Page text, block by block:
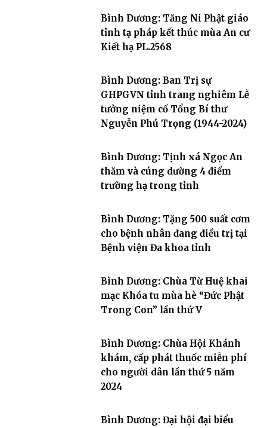
Bình Dương: Tăng Ni Phật giáo
tỉnh tạ pháp kết thúc mùa An cư
Kiết hạ PL.2568
Bình Dương: Ban Trị sự
GHPGVN tỉnh trang nghiêm Lễ
tưởng niệm cố Tổng Bí thư
Nguyễn Phú Trọng (1944-2024)
Bình Dương: Tịnh xá Ngọc An
thăm và cúng dường 4 điểm
trường hạ trong tỉnh
Bình Dương: Tặng 500 suất cơm
cho bệnh nhân đang điều trị tại
Bệnh viện Đa khoa tỉnh
Bình Dương: Chùa Từ Huệ khai
mạc Khóa tu mùa hè “Đức Phật
Trong Con” lần thứ V
Bình Dương: Chùa Hội Khánh
khám, cấp phát thuốc miễn phí
cho người dân lần thứ 5 năm
2024
Bình Dương: Đại hội đại biểu